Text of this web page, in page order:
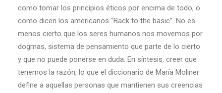
como tomar los principios éticos por encima de todo, o
como dicen los americanos “Back to the basic”. No es
menos cierto que los seres humanos nos movemos por
dogmas, sistema de pensamiento que parte de lo cierto
y que no puede ponerse en duda. En síntesis, creer que
tenemos la razón, lo que el diccionario de María Moliner
define a aquellas personas que mantienen sus creencias